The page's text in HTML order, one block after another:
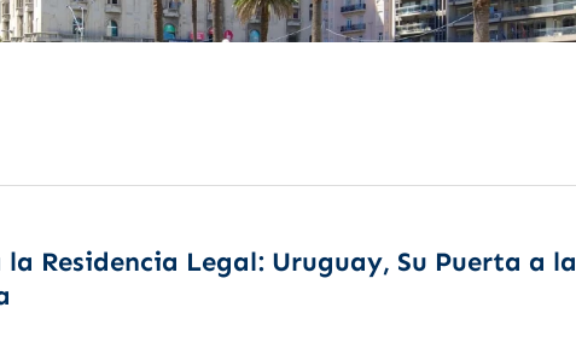
Residencia Legal: Uruguay, Su Puerta a la